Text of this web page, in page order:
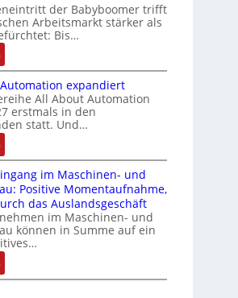
Z
u
s
a
n
d
s
b
e
r
w
a
u
C
-
S
y
s
t
e
m
e
ä
t
i
g
t
R
e
i
f
e
g
r
a
d
M
L
3
f
ü
r
i
a
l
e
S
t
e
u
e
r
u
n
g
g
r
a
t
i
o
n
v
o
n
A
G
u
n
d
o
r
a
u
c
h
t
S
t
r
u
k
t
u
r
der Babyboomer trifft
Arbeitsmarkt stärker als
Bis…
:
B
i
s
2
0
3
6
f
e
h
l
e
n
4
,
expandiert
All About Automation
erstmals in den
statt. Und…
:
A
l
l
A
b
o
u
t
A
im Maschinen- und
Positive Momentaufnahme,
das Auslandsgeschäft
im Maschinen- und
können in Summe auf ein
:
A